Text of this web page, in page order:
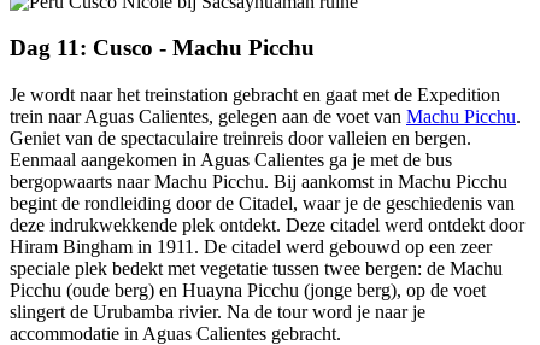
Dag 11: Cusco - Machu Picchu
Je wordt naar het treinstation gebracht en gaat met de Expedition
trein naar Aguas Calientes, gelegen aan de voet van Machu Picchu.
Geniet van de spectaculaire treinreis door valleien en bergen.
Eenmaal aangekomen in Aguas Calientes ga je met de bus
bergopwaarts naar Machu Picchu. Bij aankomst in Machu Picchu
begint de rondleiding door de Citadel, waar je de geschiedenis van
deze indrukwekkende plek ontdekt. Deze citadel werd ontdekt door
Hiram Bingham in 1911. De citadel werd gebouwd op een zeer
speciale plek bedekt met vegetatie tussen twee bergen: de Machu
Picchu (oude berg) en Huayna Picchu (jonge berg), op de voet
slingert de Urubamba rivier. Na de tour word je naar je
accommodatie in Aguas Calientes gebracht.